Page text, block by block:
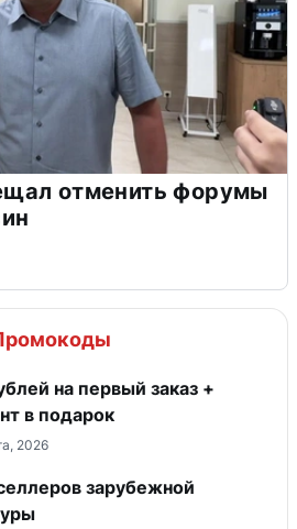
отменить форумы
на первый заказ +
в подарок
2026
зарубежной